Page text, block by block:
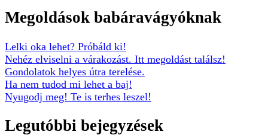
Megoldások babáravágyóknak
Lelki oka lehet? Próbáld ki!
Nehéz elviselni a várakozást. Itt megoldást találsz!
Gondolatok helyes útra terelése.
Ha nem tudod mi lehet a baj!
Nyugodj meg! Te is terhes leszel!
Legutóbbi bejegyzések